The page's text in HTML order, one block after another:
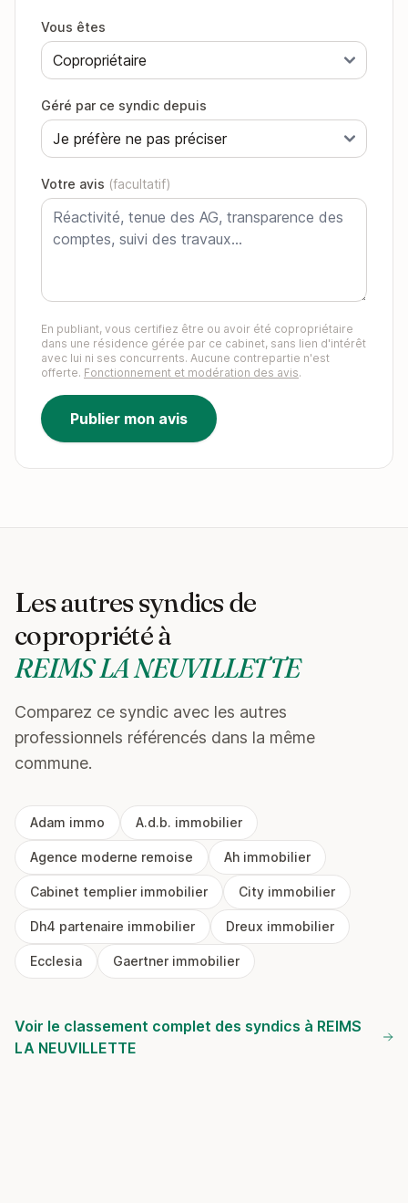
Vous êtes
Géré par ce syndic depuis
Votre avis (facultatif)
En publiant, vous certifiez être ou avoir été copropriétaire
dans une résidence gérée par ce cabinet, sans lien d'intérêt
avec lui ni ses concurrents. Aucune contrepartie n'est
offerte. Fonctionnement et modération des avis.
Publier mon avis
Les autres syndics de
copropriété à
REIMS LA NEUVILLETTE
Comparez ce syndic avec les autres
professionnels référencés dans la même
commune.
Adam immo A.d.b. immobilier
Agence moderne remoise Ah immobilier
Cabinet templier immobilier City immobilier
Dh4 partenaire immobilier Dreux immobilier
Ecclesia Gaertner immobilier
Voir le classement complet des syndics à REIMS
LA NEUVILLETTE